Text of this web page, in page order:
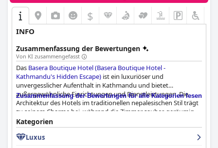
$
INFO
Zusammenfassung der Bewertungen
Von KI zusammengefasst
Das Basera Boutique Hotel (Basera Boutique Hotel -
Kathmandu's Hidden Escape) ist ein luxuriöser und
unvergesslicher Aufenthalt in Kathmandu und bietet
außergewöhnliche Einrichtungen und Dienstleistungen. Die
Architektur des Hotels im traditionellen nepalesischen Stil trägt
zu seinem Charme bei, während die Zimmer sauber, geräumig
und mit wirklich bequemen Betten ausgestattet sind. Die Gäste
schwärmen von der Qualität der Matratzen, die für einen
erholsamen Schlaf sorgen. Das Hotel bietet eine
Zusammenfassung der Bewertungen für alle Kategorien lesen
Kategorien
Luxus